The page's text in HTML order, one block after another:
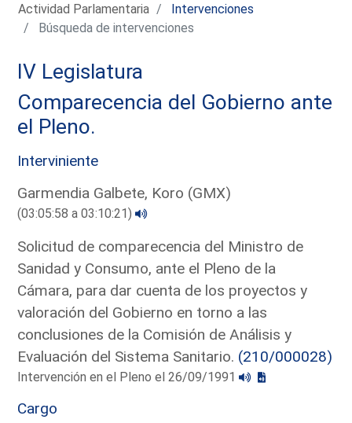
Actividad Parlamentaria
Intervenciones
Búsqueda de intervenciones
IV Legislatura
Comparecencia del Gobierno ante
el Pleno.
Interviniente
Garmendia Galbete, Koro (GMX)
(03:05:58 a 03:10:21)
Solicitud de comparecencia del Ministro de
Sanidad y Consumo, ante el Pleno de la
Cámara, para dar cuenta de los proyectos y
valoración del Gobierno en torno a las
conclusiones de la Comisión de Análisis y
Evaluación del Sistema Sanitario. (210/000028)
Intervención en el Pleno el 26/09/1991
Cargo